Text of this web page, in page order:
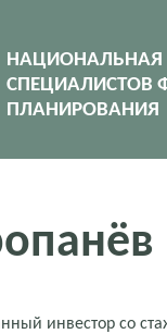
НАЦИОНАЛЬНАЯ
СПЕЦИАЛИСТОВ
ПЛАНИРОВАНИЯ
инвестор со